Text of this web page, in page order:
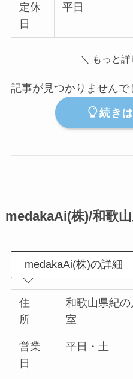
定休
日
平日
＼ もっと
記事が見つかりませんで
続き
medakaAi(株)/和歌
medakaAi(株)の詳細
住
所
和歌山県紀
室
営業
日
平日・土